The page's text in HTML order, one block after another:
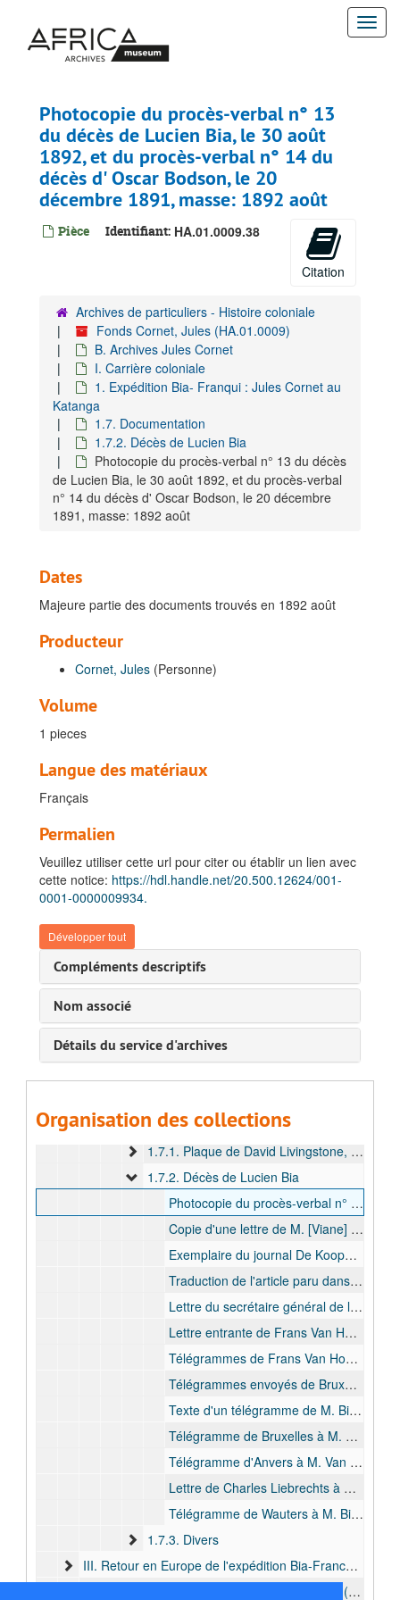
contenu
Photocopie du procès-verbal n° 13
du décès de Lucien Bia, le 30 août
1892, et du procès-verbal n° 14 du
décès d' Oscar Bodson, le 20
décembre 1891, masse: 1892 août
Pièce Identifiant: HA.01.0009.38
Citation
Archives de particuliers - Histoire coloniale
Fonds Cornet, Jules (HA.01.0009)
B. Archives Jules Cornet
I. Carrière coloniale
1. Expédition Bia- Franqui : Jules Cornet au
Katanga
1.7. Documentation
1.7.2. Décès de Lucien Bia
Photocopie du procès-verbal n° 13 du décès
de Lucien Bia, le 30 août 1892, et du procès-verbal
n° 14 du décès d' Oscar Bodson, le 20 décembre
1891, masse: 1892 août
Dates
Majeure partie des documents trouvés en 1892 août
Producteur
Cornet, Jules (Personne)
Volume
1 pieces
Langue des matériaux
Français
Permalien
Veuillez utiliser cette url pour citer ou établir un lien avec
cette notice: https://hdl.handle.net/20.500.12624/001-
0001-0000009934.
Développer tout
Compléments descriptifs
Nom associé
Détails du service d'archives
Organisation des collections
Fonds Cornet, Jules
A. Archives François Léopold Cornet, 1864-1889
B. Archives Jules Cornet
1. Expédition Bia- Franqui : Jules Cornet au Katanga
1.1. Correspondance générale, 1891
1.3. Correspondance avec les membres de l'expédition, 1892
1.4. Carnets de route, 1891-1892
1.7. Documentation
1.7.1. Plaque de David Livingstone, 1892
1.7.2. Décès de Lucien Bia
Photocopie du procès-verbal n° 13 du décès de Lucien Bia, le 30 août 1892, et du procès-verbal n° 14 du décès d' Oscar Bodson, le 20 décembre 1891, bulk: 1892 août
Copie d'une lettre de M. [Viane] à Jan Pauwels concernant le soi-disant massacre des expéditions Jules Jacques, Léopold Joubert et Lucien Bia, bulk: 1892 oct.
Exemplaire du journal De Koophandel du 25 novembre 1892 contenant l'article par Jan Pauwels concernant le massacre des expéditions Jules Jacques, Léopold Joubert et Lucien Bia, bulk: 1892 nov.
Traduction de l'article paru dans le journal De Koophandel au sujet du massacre des expéditions Jules Jacques, Léopold Joubert et Lucien Bia, bulk: 1892 nov.
Lettre du secrétaire général de la Compagnie du Katanga, Alphonse-Jules Wauters, à Henri Bia, avocat à Liège et frère de Lucien Bia, au sujet du désastre annoncé par le journal De Koophandel, bulk: 1892 nov.
Lettre entrante de Frans Van Hoof donnant la traduction de l'article “De Koophandel” au sujet du massacre des expéditions Jacques, Joubert et Bia, bulk: 1892 nov.
Télégrammes de Frans Van Hoof , J. De Deken, Charles Liebrechts, Paul Billiet, Alphonse Wauters à Henri Bia, avocat à Liège, au sujet des rumeurs du massacre des expéditions Jacques, Joubert et Bia, bulk: 1892 nov.
Télégrammes envoyés de Bruxelles à M. Bia, avocat à Liège, au sujet des rumeurs du massacre des expéditions Jacques, Joubert et Bia, signés “Afrique”, bulk: 1892 nov.
Texte d'un télégramme de M. Bia, avocat à Liège, adressé à “Etat Congo, rue Bréderode, Bruxelles”, demandant des renseignements, bulk: 1892 nov.
Télégramme de Bruxelles à M. Bia,avocat à Liège, disant avoir reçu un télégramme du Congo ne faisant aucune allusion au prétendu massacre de l'expédition Bia, signé “Afrique”, bulk: 1892 nov.
Télégramme d'Anvers à M. Van Hoof, Marché aux Grains, Liège, et signé “Sus”, bulk: 1892 nov.
Lettre de Charles Liebrechts à M. Bia, avocat à Liège, concernant des rumeurs des expéditions Jacques, Joubert et Bia, bulk: 1892 déc.
Télégramme de Wauters à M. Bia, avocat à Liège disant que les bruits inquiétants sont faux, bulk: 1892 déc.
1.7.3. Divers
III. Retour en Europe de l'expédition Bia-Francqui (1893)
IV. Second voyage de Jules Cornet au Congo (1895)